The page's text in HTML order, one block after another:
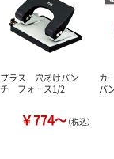
プラス 穴あけパン
チ フォース1/2
￥774～（税込）
カ
パ